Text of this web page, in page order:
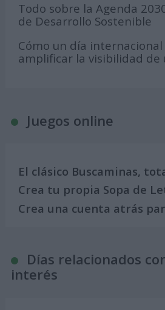
Todo sobre la Agenda
de Desarrollo Sostenible
Cómo un día
amplificar la visibilidad de
Juegos online
El clásico Buscaminas,
Crea tu propia Sopa de
Crea una cuenta atrás
Días relacionados
interés